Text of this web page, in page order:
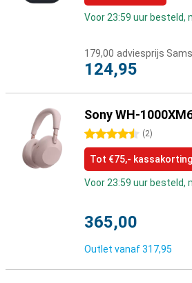
Voor 23:59 uur besteld,
179,00 adviesprijs
124,95
Sony WH-
4.5 sterren (2)
Tot €75,- kassakorting
Voor 23:59 uur besteld,
365,00
Outlet vanaf317,95